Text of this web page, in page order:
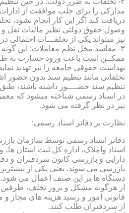
مدارکی را برای جلب موافقت از
دریافت کند اگر این کار انجام نشود،
وصول حقوق دولتی نظیر مالیات نقل و
نیز میتواند یکی از تخلفـــات احتمالی
۳- مفاسد مخل نظم معاملات: این گونه
ممکــن است باعث ورود خسارت به
بهداشت حقوقی جامعه را نیز تهدید
تخلفاتی مانند تنظیم سند بدون حضور
در اسناد رسمی شناخته میشود که
نیز در نظر گرفته می شود.
نظارت بر دفاتر اسناد رسمی:
دفاتر اسناد رسمی توسط سازمان
اسناد واملاک، اداره کل ثبت استان
دارایی و بازرسی کانون سردفتران و
بازرسی می شوند. یعنی یکی از
دستگاه ها بر این صنف اعمال می شود.
از هرگونه مشکل و بروز تخلف، طرفین
قانونی امور و رسید هزینه های مجاز
از سردفتران طلب کنند.